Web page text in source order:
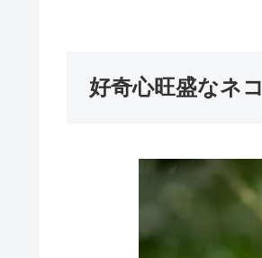
好奇心旺盛なネコ